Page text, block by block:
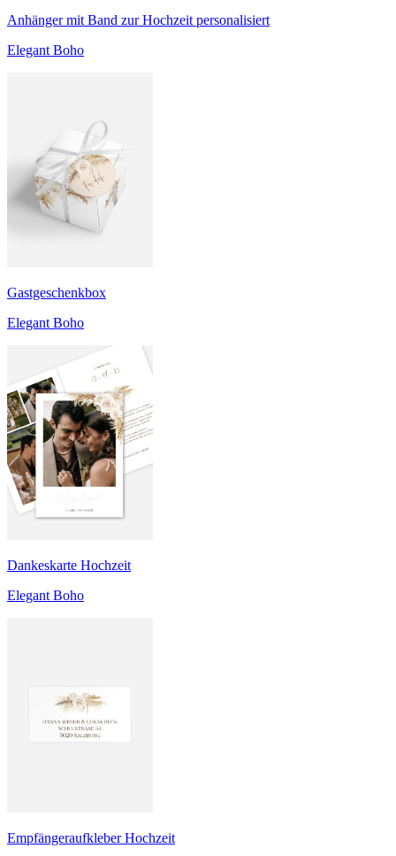
Anhänger mit Band zur Hochzeit personalisiert
Elegant Boho
Gastgeschenkbox
Elegant Boho
Dankeskarte Hochzeit
Elegant Boho
Empfängeraufkleber Hochzeit